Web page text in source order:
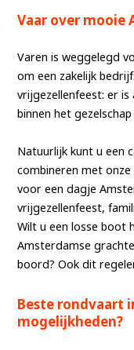
Vaar over mooie
Varen is weggelegd
om een zakelijk
vrijgezellenfeest: er
binnen het
Natuurlijk kunt u een
combineren met
voor een dagje
vrijgezellenfeest,
Wilt u een losse boot
Amsterdamse
boord? Ook dit
Beste rondvaart
mogelijkheden?